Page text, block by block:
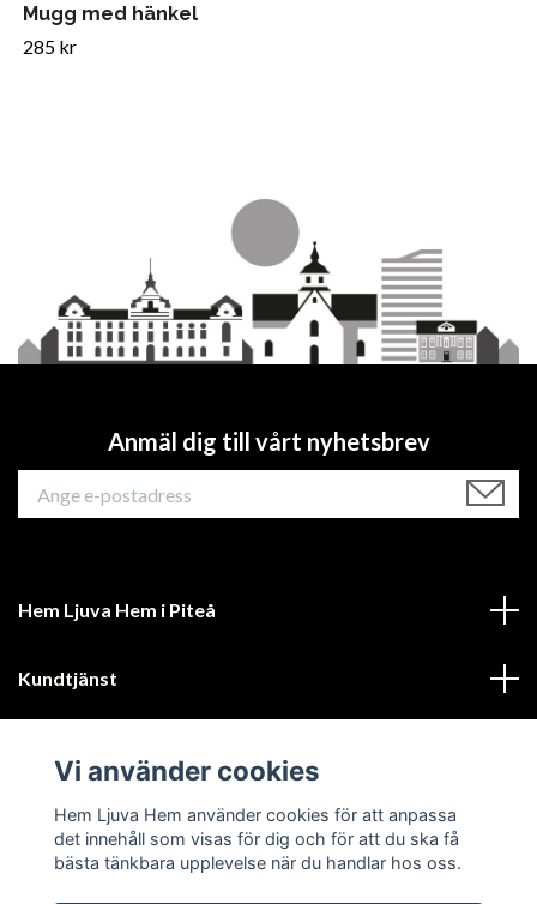
Mugg med hänkel
285 kr
Anmäl dig till vårt nyhetsbrev
Hem Ljuva Hem i Piteå
Kundtjänst
Sociala medier
Vi använder cookies
Hem Ljuva Hem använder cookies för att anpassa
det innehåll som visas för dig och för att du ska få
bästa tänkbara upplevelse när du handlar hos oss.